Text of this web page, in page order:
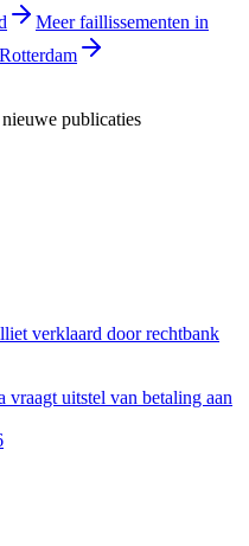
Meer faillissementen in
publicaties
verklaard door rechtbank
vraagt uitstel van betaling aan